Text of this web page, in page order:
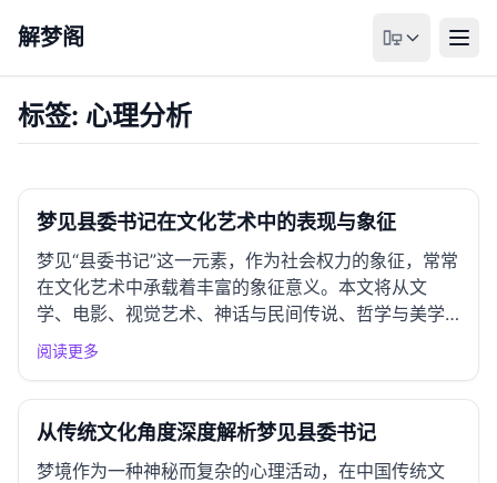
解梦阁
标签: 心理分析
梦见县委书记在文化艺术中的表现与象征
梦见“县委书记”这一元素，作为社会权力的象征，常常
在文化艺术中承载着丰富的象征意义。本文将从文
学、电影、视觉艺术、神话与民间传说、哲学与美学
思考，以及创作灵感与应用等多个方面进行深入分
典文学中，官员形象常常与权力、道德和政治斗争相
联系。例如，在《红楼...
阅读更多
从传统文化角度深度解析梦见县委书记
梦境作为一种神秘而复杂的心理活动，在中国传统文